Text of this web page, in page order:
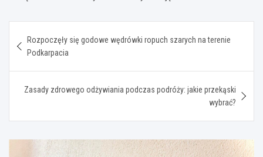
wpisu
Rozpoczęły się godowe wędrówki ropuch szarych na terenie
Podkarpacia
Zasady zdrowego odżywiania podczas podróży: jakie przekąski
wybrać?